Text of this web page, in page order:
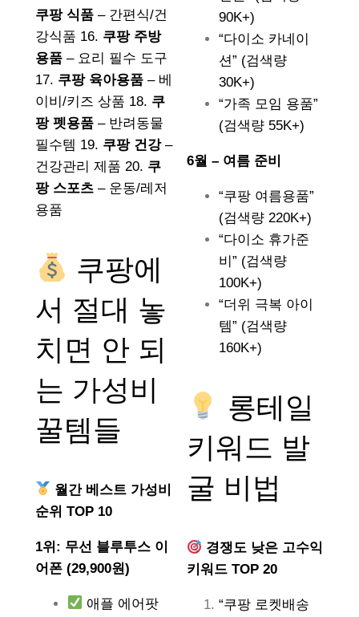
쿠팡 식품 – 간편식/건
강식품 16. 쿠팡 주방
용품 – 요리 필수 도구
17. 쿠팡 육아용품 – 베
이비/키즈 상품 18. 쿠
팡 펫용품 – 반려동물
필수템 19. 쿠팡 건강–
건강관리 제품 20. 쿠
팡 스포츠 – 운동/레저
용품
쿠팡에
서 절대 놓
치면 안 되
는 가성비
꿀템들
월간 베스트 가성비
순위 TOP 10
1위: 무선 블루투스 이
어폰 (29,900원)
애플 에어팟
90K+)
“다이소 카네이
션” (검색량
30K+)
“가족 모임 용품”
(검색량 55K+)
6월 – 여름 준비
“쿠팡 여름용품”
(검색량 220K+)
“다이소 휴가준
비” (검색량
100K+)
“더위 극복 아이
템” (검색량
160K+)
롱테일
키워드 발
굴 비법
경쟁도 낮은 고수익
키워드 TOP 20
“쿠팡 로켓배송